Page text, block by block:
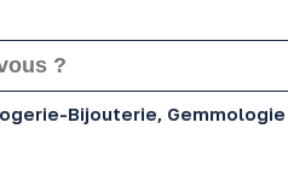
Bijouterie,